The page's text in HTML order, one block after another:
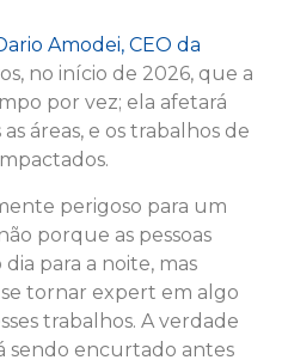
Amodei, CEO da
no início de 2026, que a
por vez; ela afetará
áreas, e os trabalhos de
perigoso para um
porque as pessoas
para a noite, mas
tornar expert em algo
trabalhos. A verdade
sendo encurtado antes